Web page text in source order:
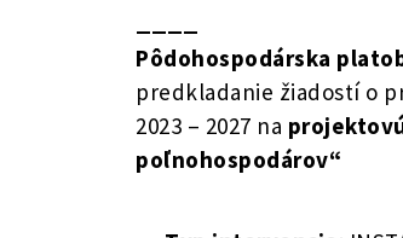
Pôdohospodárska
predkladanie žiadostí o
2023 – 2027 na
poľnohospodárov“